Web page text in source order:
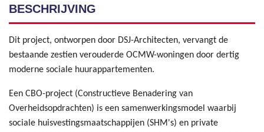
BESCHRIJVING
Dit project, ontworpen door DSJ-Architecten, vervangt de
bestaande zestien verouderde OCMW-woningen door dertig
moderne sociale huurappartementen.
Een CBO-project (Constructieve Benadering van
Overheidsopdrachten) is een samenwerkingsmodel waarbij
sociale huisvestingsmaatschappijen (SHM's) en private